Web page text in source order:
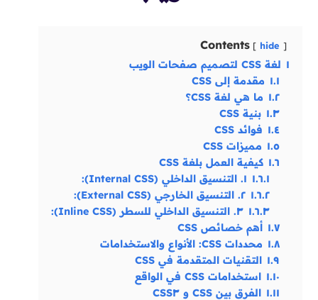
Contents hide
١ لغة CSS لتصميم صفحات الويب
١.١ مقدمة إلى CSS
١.٢ ما هي لغة CSS؟
١.٣ بنية CSS
١.٤ فوائد CSS
١.٥ مميزات CSS
١.٦ كيفية العمل بلغة CSS
١.٦.١ ١. التنسيق الداخلي (Internal CSS):
١.٦.٢ ٢. التنسيق الخارجي (External CSS):
١.٦.٣ ٣. التنسيق الداخلي للسطر (Inline CSS):
١.٧ أهم خصائص CSS
١.٨ محددات CSS: الأنواع والاستخدامات
١.٩ التقنيات المتقدمة في CSS
١.١٠ استخدامات CSS في الواقع
١.١١ الفرق بين CSS و CSS٣